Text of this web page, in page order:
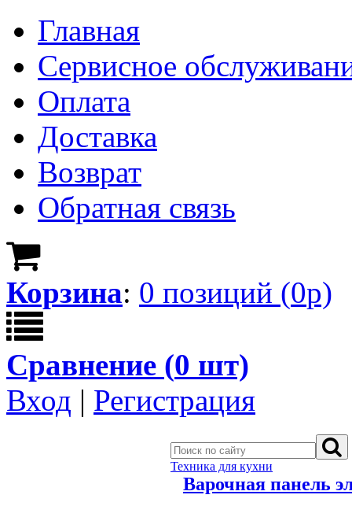
Главная
Сервисное
Оплата
Доставка
Возврат
Обратная связь
Корзина: 0 позиций (0р)
Сравнение (0 шт)
Вход | Регистрация
Техника для кухни
Варочная панель